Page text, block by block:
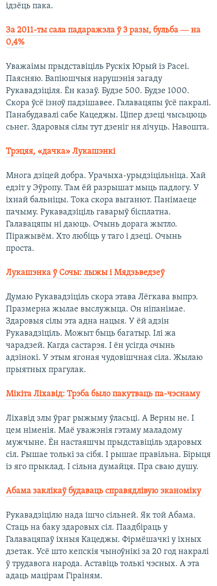
ідзёць пака.
За 2011-ты сала падаражэла ў 3 разы, бульба ― на
0,4%
Уважаімы прыдставіціль Рускіх Юрый із Расеі.
Паясняю. Вапіюшчыя нарушэнія загаду
Рукавадзіціля. Ён казаў. Будзе 500. Будзе 1000.
Скора ўсё ізноў падзішавее. Галавацяпы ўсё пакралі.
Панабудавалі сабе Кацеджы. Ціпер дзеці чысьцюць
сьнег. Здаровыя сілы тут дзеніг ня лічуць. Навошта.
Трэцяя, «дачка» Лукашэнкі
Многа дзіцей добра. Урачыха-урыдзіцільніца. Хай
едзіт у Эўропу. Там ёй разрышат мыць падлогу. У
іхнай бальніцы. Тока скора выганют. Панімаеце
пачыму. Рукавадзіціль гаварыў бісплатна.
Галавацяпы ні даюць. Очынь дорага жытло.
Піражывём. Хто любіць у таго і дзеці. Очынь
проста.
Лукашэнка ў Сочы: лыжы і Мядзьведзеў
Думаю Рукавадзіціль скора этава Лёгкава выпрэ.
Празмерна жылае выслужыца. Он ніпанімае.
Здаровыя сілы эта адна нацыя. У ёй адзін
Рукавадзіціль. Можыт быць багатыр. Ілі жа
чарадзей. Кагда састарэя. І ён усігда очынь
адзінокі. У этым ягоная чудовішчная сіла. Жылаю
прыятных прагулак.
Мікіта Ліхавід: Трэба было пакутваць па-чэснаму
Ліхавід злы ўраг рыжыму ўласьці. А Верны не. І
цем німенія. Маё уважэнія гэтаму маладому
мужчыне. Ён настаяшчы прыдставіціль здаровых
сіл. Рышае толькі за сібя. І рышае правільна. Бірыця
із яго прыклад. І сільна думайця. Пра сваю душу.
Абама заклікаў будаваць справядлівую эканоміку
Рукавадзіцілю нада ішчо сільней. Як той Абама.
Стаць на баку здаровых сіл. Паадбіраць у
Галавацяпаў іхныя Кацеджы. Фірмёшачкі у іхных
дзетак. Усё што кепскія чыноўнікі за 20 год накралі
ў трудавога народа. Аставіць толькі чэсных. А эта
адаць мацірам Гіраіням.